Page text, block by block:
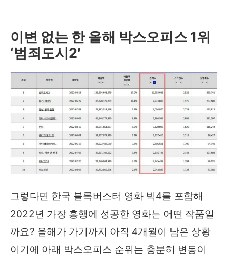
이변 없는 한 올해 박스오피스 1위
‘범죄도시2′
그렇다면 한국 블록버스터 영화 빅4를 포함해
2022년 가장 흥행에 성공한 영화는 어떤 작품일
까요? 올해가 가기까지 아직 4개월이 남은 상황
이기에 아래 박스오피스 순위는 충분히 변동이